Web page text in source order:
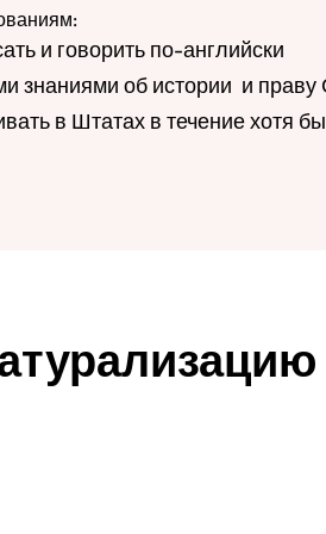
и говорить по-английски
знаниями об истории и
в Штатах в течение хотя